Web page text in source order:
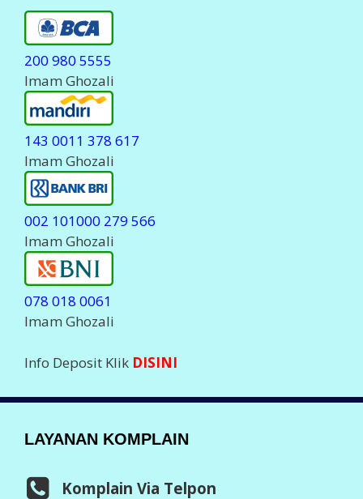
200 980 5555
Imam Ghozali
143 0011 378 617
Imam Ghozali
002 101000 279 566
Imam Ghozali
078 018 0061
Imam Ghozali
Info Deposit Klik DISINI
LAYANAN KOMPLAIN
Komplain Via Telpon